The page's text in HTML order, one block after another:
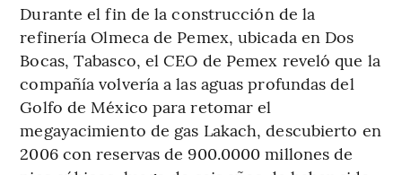
Durante el fin de la construcción de la
refinería Olmeca de Pemex, ubicada en Dos
Bocas, Tabasco, el CEO de Pemex reveló que la
compañía volvería a las aguas profundas del
Golfo de México para retomar el
megayacimiento de gas Lakach, descubierto en
2006 con reservas de 900.0000 millones de